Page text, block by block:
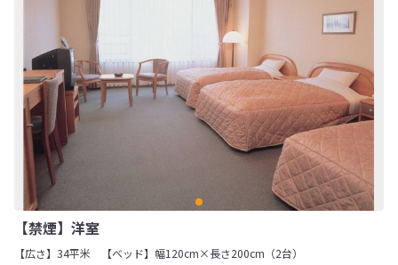
【禁煙】洋室
【広さ】34平米
【ベッド】幅120cm×長さ200cm（2台）